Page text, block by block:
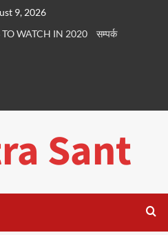
9, 2026
TO WATCH IN 2020
सम्पर्क
Sant